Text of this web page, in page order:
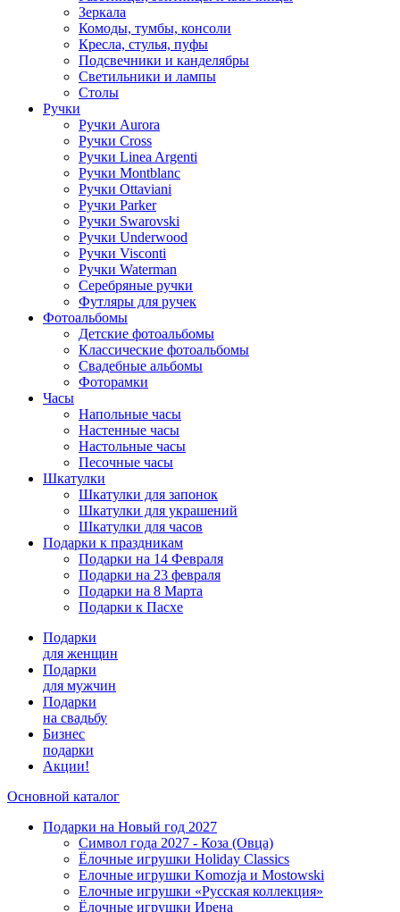
Зеркала
Комоды, тумбы, консоли
Кресла, стулья, пуфы
Подсвечники и канделябры
Светильники и лампы
Столы
Ручки
Ручки Aurora
Ручки Cross
Ручки Linea Argenti
Ручки Montblanc
Ручки Ottaviani
Ручки Parker
Ручки Swarovski
Ручки Underwood
Ручки Visconti
Ручки Waterman
Серебряные ручки
Футляры для ручек
Фотоальбомы
Детские фотоальбомы
Классические фотоальбомы
Свадебные альбомы
Фоторамки
Часы
Напольные часы
Настенные часы
Настольные часы
Песочные часы
Шкатулки
Шкатулки для запонок
Шкатулки для украшений
Шкатулки для часов
Подарки к праздникам
Подарки на 14 Февраля
Подарки на 23 февраля
Подарки на 8 Марта
Подарки к Пасхе
Подарки
для женщин
Подарки
для мужчин
Подарки
на свадьбу
Бизнес
подарки
Акции!
Основной каталог
Подарки на Новый год 2027
Символ года 2027 - Коза (Овца)
Ёлочные игрушки Holiday Classics
Елочные игрушки Komozja и Mostowski
Елочные игрушки «Русская коллекция»
Ёлочные игрушки Ирена